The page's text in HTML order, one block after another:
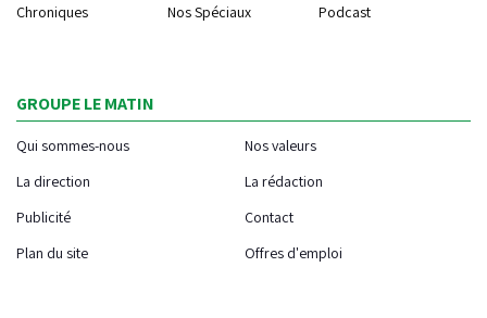
Chroniques
Nos Spéciaux Podcast
GROUPE LE MATIN
Qui sommes-nous
Nos valeurs
La direction
La rédaction
Publicité
Contact
Plan du site
Offres d'emploi